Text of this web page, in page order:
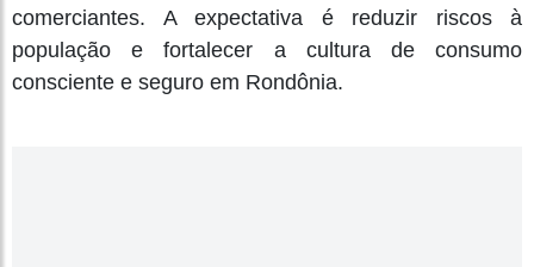
comerciantes. A expectativa é reduzir riscos à
população e fortalecer a cultura de consumo
consciente e seguro em Rondônia.